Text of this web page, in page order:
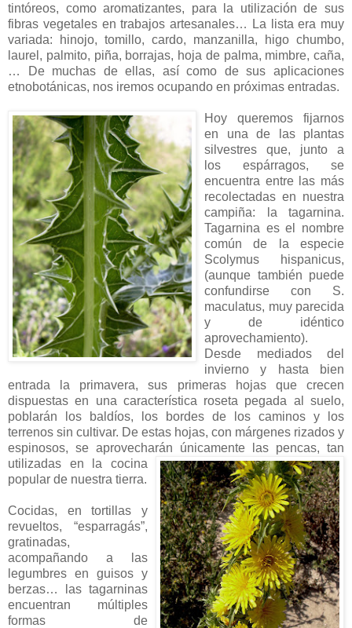
tintóreos, como aromatizantes, para la utilización de sus
fibras vegetales en trabajos artesanales… La lista era muy
variada: hinojo, tomillo, cardo, manzanilla, higo chumbo,
laurel, palmito, piña, borrajas, hoja de palma, mimbre, caña,
… De muchas de ellas, así como de sus aplicaciones
etnobotánicas, nos iremos ocupando en próximas entradas.
Hoy queremos fijarnos
en una de las plantas
silvestres que, junto a
los espárragos, se
encuentra entre las más
recolectadas en nuestra
campiña: la tagarnina.
Tagarnina es el nombre
común de la especie
Scolymus hispanicus,
(aunque también puede
confundirse con S.
maculatus, muy parecida
y de idéntico
aprovechamiento).
Desde mediados del
invierno y hasta bien
entrada la primavera, sus primeras hojas que crecen
dispuestas en una característica roseta pegada al suelo,
poblarán los baldíos, los bordes de los caminos y los
terrenos sin cultivar. De estas hojas, con márgenes rizados y
espinosos, se aprovecharán únicamente las pencas, tan
utilizadas en la cocina
popular de nuestra tierra.
Cocidas, en tortillas y
revueltos, “esparragás”,
gratinadas,
acompañando a las
legumbres en guisos y
berzas… las tagarninas
encuentran múltiples
formas de